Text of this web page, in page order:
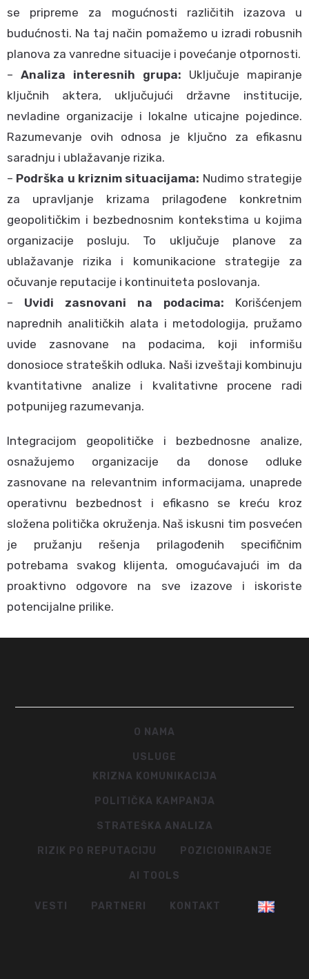
se pripreme za mogućnosti različitih izazova u
budućnosti. Na taj način pomažemo u izradi robusnih
planova za vanredne situacije i povećanje otpornosti.
– Analiza interesnih grupa: Uključuje mapiranje
ključnih aktera, uključujući državne institucije,
nevladine organizacije i lokalne uticajne pojedince.
Razumevanje ovih odnosa je ključno za efikasnu
saradnju i ublažavanje rizika.
– Podrška u kriznim situacijama: Nudimo strategije
za upravljanje krizama prilagođene konkretnim
geopolitičkim i bezbednosnim kontekstima u kojima
organizacije posluju. To uključuje planove za
ublažavanje rizika i komunikacione strategije za
očuvanje reputacije i kontinuiteta poslovanja.
– Uvidi zasnovani na podacima: Korišćenjem
naprednih analitičkih alata i metodologija, pružamo
uvide zasnovane na podacima, koji informišu
donosioce strateških odluka. Naši izveštaji kombinuju
kvantitativne analize i kvalitativne procene radi
potpunijeg razumevanja.
Integracijom geopolitičke i bezbednosne analize,
osnažujemo organizacije da donose odluke
zasnovane na relevantnim informacijama, unaprede
operativnu bezbednost i efikasno se kreću kroz
složena politička okruženja. Naš iskusni tim posvećen
je pružanju rešenja prilagođenih specifičnim
potrebama svakog klijenta, omogućavajući im da
proaktivno odgovore na sve izazove i iskoriste
potencijalne prilike.
O NAMA
USLUGE
KRIZNA KOMUNIKACIJA
POLITIČKA KAMPANJA
STRATEŠKA ANALIZA
RIZIK PO REPUTACIJU POZICIONIRANJE
AI TOOLS
VESTI PARTNERI KONTAKT